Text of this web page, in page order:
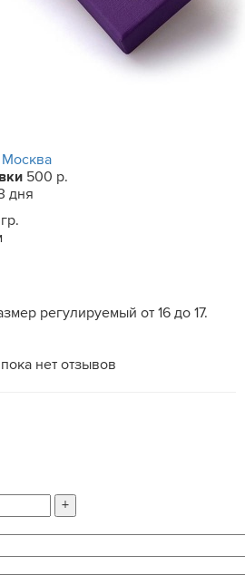
Москва
500 р.
дня
регулируемый от 16 до 17.
нет отзывов
+